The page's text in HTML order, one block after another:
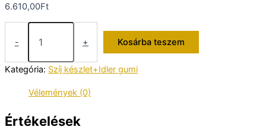
6.610,00Ft
-
Technics
szíj
készlet+idler
mennyiség
+ Kosárba teszem
Kategória: Szíj készlet+Idler gumi
Vélemények (0)
Értékelések